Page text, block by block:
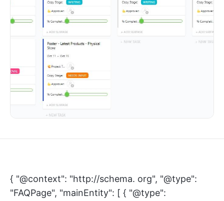
{ "@context": "http://schema. org", "@type":
"FAQPage", "mainEntity": [ { "@type":